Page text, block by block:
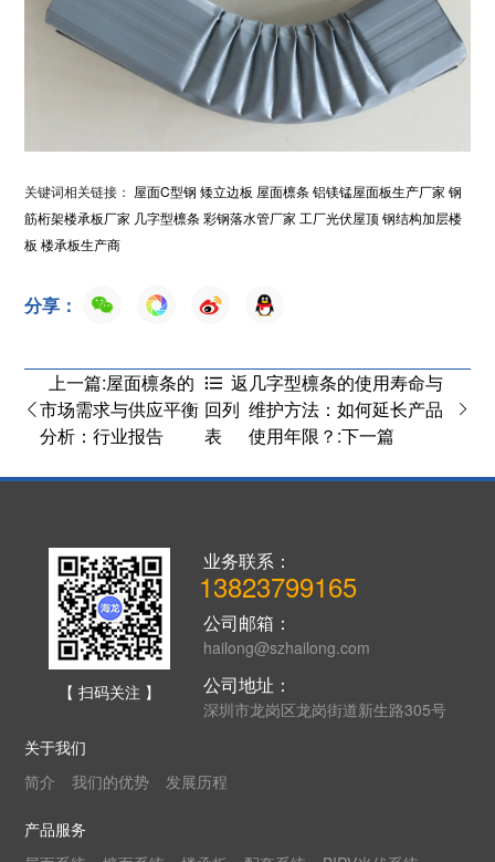
关键词相关链接： 屋面C型钢 矮立边板 屋面檩条 铝镁锰屋面板生产厂家 钢
筋桁架楼承板厂家 几字型檩条 彩钢落水管厂家 工厂光伏屋顶 钢结构加层楼
板 楼承板生产商
分享：
上一篇:屋面檩条的
市场需求与供应平衡
分析：行业报告
返
回列
表
几字型檩条的使用寿命与
维护方法：如何延长产品
使用年限？:下一篇
【 扫码关注 】
业务联系：
13823799165
公司邮箱：
hailong@szhailong.com
公司地址：
深圳市龙岗区龙岗街道新生路305号
关于我们
简介
我们的优势 发展历程
产品服务